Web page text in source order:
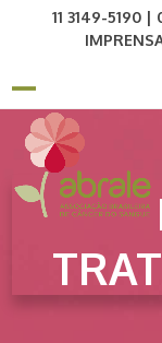
11 3149-5190
Open
mobile
menu
Close
mobile
menu